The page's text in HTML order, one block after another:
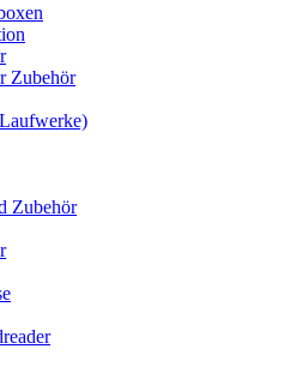
Zubehör
Zubehör